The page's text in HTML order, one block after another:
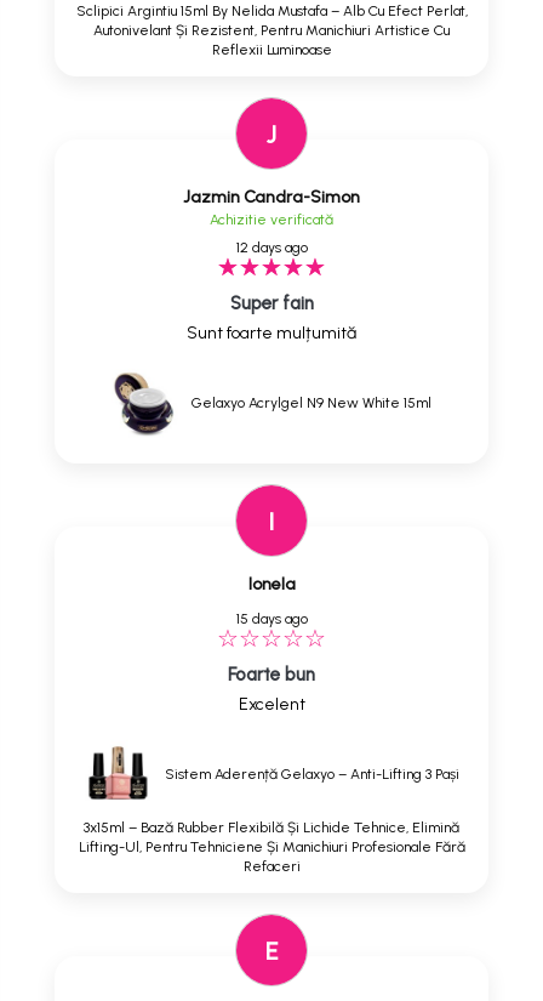
Sclipici Argintiu 15ml By Nelida Mustafa – Alb Cu Efect Perlat,
Autonivelant Și Rezistent, Pentru Manichiuri Artistice Cu
Reflexii Luminoase
J
Jazmin Candra-Simon
Achizitie verificată
12 days ago
Super fain
Sunt foarte mulțumită
Gelaxyo Acrylgel N9 New White 15ml
I
Ionela
15 days ago
Foarte bun
Excelent
Sistem Aderență Gelaxyo – Anti-Lifting 3 Pași
3x15ml – Bază Rubber Flexibilă Și Lichide Tehnice, Elimină
Lifting-Ul, Pentru Tehniciene Și Manichiuri Profesionale Fără
Refaceri
E